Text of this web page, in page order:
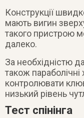
Конструкції
мають вигин
такого пристрою
далеко.
За необхідністю
також
контролювати
низький рівень
Тест спінінга